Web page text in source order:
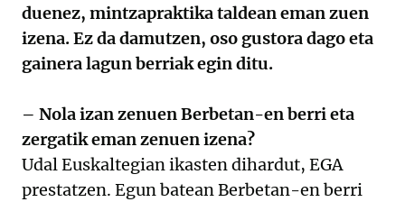
duenez, mintzapraktika taldean eman zuen
izena. Ez da damutzen, oso gustora dago eta
gainera lagun berriak egin ditu.
– Nola izan zenuen Berbetan-en berri eta
zergatik eman zenuen izena?
Udal Euskaltegian ikasten dihardut, EGA
prestatzen. Egun batean Berbetan-en berri